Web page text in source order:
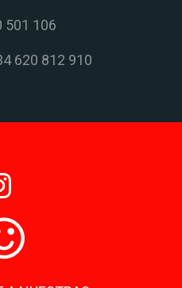
501 106
620 812 910